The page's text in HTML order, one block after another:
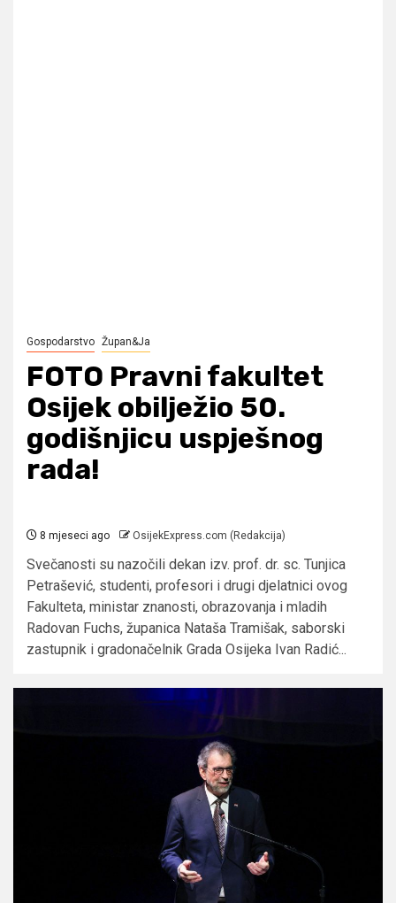
Gospodarstvo Župan&Ja
FOTO Pravni fakultet
Osijek obilježio 50.
godišnjicu uspješnog
rada!
8 mjeseci ago OsijekExpress.com (Redakcija)
Svečanosti su nazočili dekan izv. prof. dr. sc. Tunjica
Petrašević, studenti, profesori i drugi djelatnici ovog
Fakulteta, ministar znanosti, obrazovanja i mladih
Radovan Fuchs, županica Nataša Tramišak, saborski
zastupnik i gradonačelnik Grada Osijeka Ivan Radić...